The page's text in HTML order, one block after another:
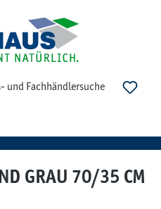
und Fachhändlersuche Du
Positionen. Der Gesamtwert
GRAU 70/35 CM